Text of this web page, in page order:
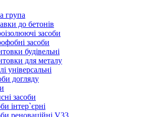
група
до бетонів
засоби
засоби
будівельні
для металу
універсальні
догляду
засоби
інтер`єрні
реноваційні V33